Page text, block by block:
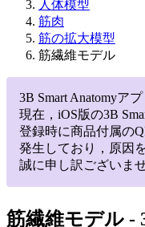
人体模型
筋肉
筋の拡大模型
筋繊維モデル
3B Smart Anatomyア
現在，iOS版の3B
登録時に商品付属の
発生しており，原因
誠に申し訳ございませ
筋繊維モデル -